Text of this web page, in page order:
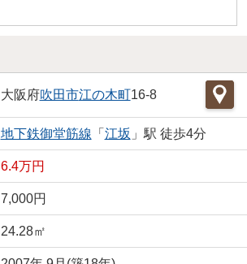
大阪府吹田市江の木町16-8
地下鉄御堂筋線 「 江坂 」駅 徒歩4分
6.4万円
7,000円
24.28㎡